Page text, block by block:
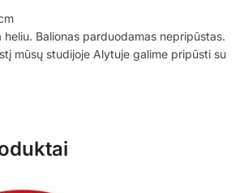
heliu. Balionas parduodamas nepripūstas.
mūsų studijoje Alytuje galime pripūsti su